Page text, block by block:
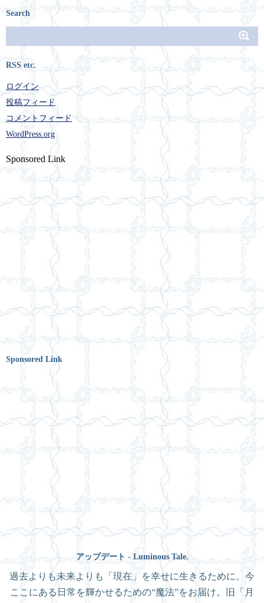
Search
RSS etc.
ログイン
投稿フィード
コメントフィード
WordPress.org
Sponsored Link
Sponsored Link
アップデート - Luminous Tale.
過去よりも未来よりも「現在」を幸せに生きるために。今
ここにある日常を輝かせるための“魔法”をお届け。旧「月